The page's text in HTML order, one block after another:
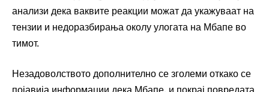
анализи дека ваквите реакции можат да укажуваат на
тензии и недоразбирања околу улогата на Мбапе во
тимот.
Незадоволството дополнително се зголеми откако се
појавија информации дека Мбапе, и покрај повредата